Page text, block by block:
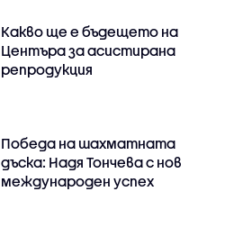
Какво ще е бъдещето на
Центъра за асистирана
репродукция
Победа на шахматната
дъска: Надя Тончева с нов
международен успех